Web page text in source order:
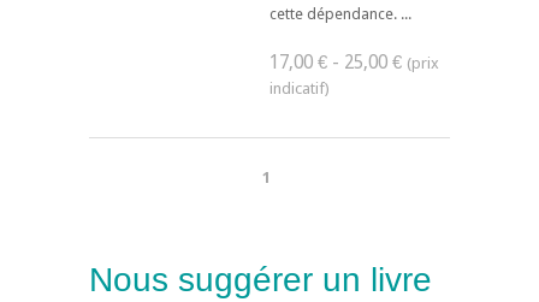
cette dépendance. ...
17,00 € - 25,00 €
1
Nous suggérer un livre